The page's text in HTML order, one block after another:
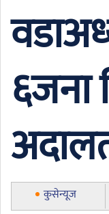
६जना
कुसेन्यूज